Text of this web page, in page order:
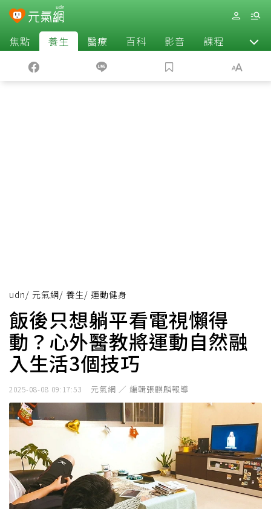
焦點 養生 醫療 百科 影音 課程 退休
udn/ 元氣網/ 養生/ 運動健身
飯後只想躺平看電視懶得
動？心外醫教將運動自然融
入生活3個技巧
2025-08-08 09:17:53 元氣網 ／ 編輯張麒麟報導